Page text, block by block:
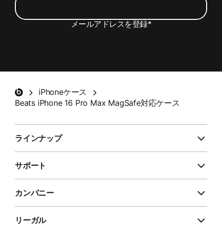
メールアドレスを登録*
す。*
登録する
Beatsフッター
iPhoneケース
Beats iPhone 16 Pro Max MagSafe対応ケース
ラインナップ
サポート
カンパニー
リーガル